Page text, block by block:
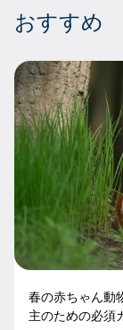
おすすめ
春の赤ちゃん動
主のための必須